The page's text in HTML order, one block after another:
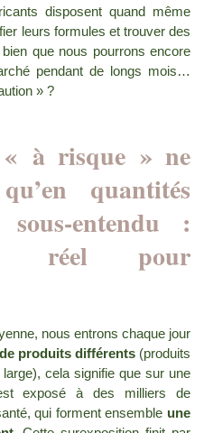
disposent quand même
leurs formules et trouver des
que nous pourrons encore
pendant de longs mois…
» ?
« à risque » ne
quantités
entendu :
réel pour
nous entrons chaque jour
produits différents (produits
cela signifie que sur une
exposé à des milliers de
qui forment ensemble une